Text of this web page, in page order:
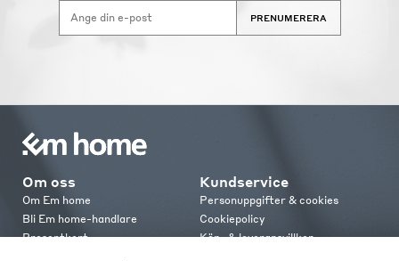
PRENUMERERA
Om oss
Om Em home
Bli Em home-handlare
Presentkort
Kundservice
Personuppgifter & cookies
Cookiepolicy
Köp- & leveransvillkor